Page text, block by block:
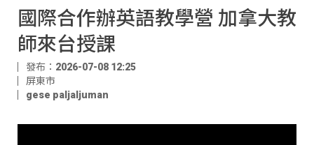
國際合作辦英語教學營 加拿大教
師來台授課
發布：2026-07-08 12:25
屏東市
gese paljaljuman